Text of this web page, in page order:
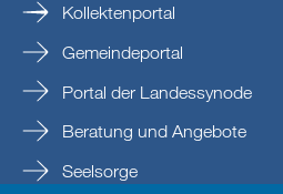
Kollektenportal
Gemeindeportal
Portal der Landessynode
Beratung und Angebote
Seelsorge